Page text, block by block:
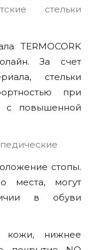
стельки
TERMOCORK
За счет
стельки
при
с повышенной
стопы.
места, могут
в обуви
кожи, нижнее